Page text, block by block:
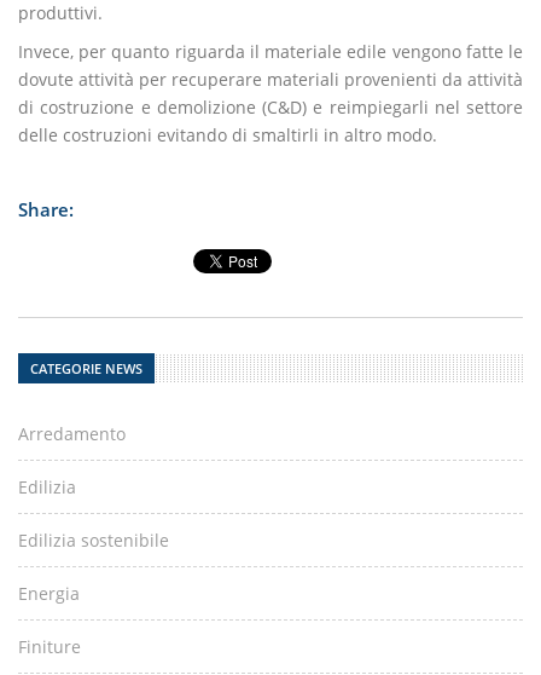
produttivi.
Invece, per quanto riguarda il materiale edile vengono fatte le
dovute attività per recuperare materiali provenienti da attività
di costruzione e demolizione (C&D) e reimpiegarli nel settore
delle costruzioni evitando di smaltirli in altro modo.
Share:
CATEGORIE NEWS
Arredamento
Edilizia
Edilizia sostenibile
Energia
Finiture